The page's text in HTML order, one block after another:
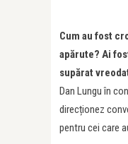
Cum au fost
apărute? Ai
supărat
Dan Lungu în
direcționez
pentru cei care